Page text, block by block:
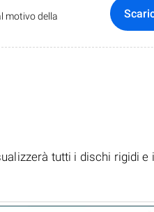
motivo della
tutti i dischi rigidi e i